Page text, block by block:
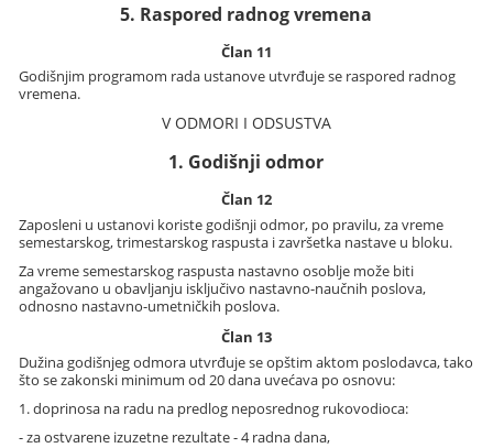
5. Raspored radnog vremena
Član 11
Godišnjim programom rada ustanove utvrđuje se raspored radnog
vremena.
V ODMORI I ODSUSTVA
1. Godišnji odmor
Član 12
Zaposleni u ustanovi koriste godišnji odmor, po pravilu, za vreme
semestarskog, trimestarskog raspusta i završetka nastave u bloku.
Za vreme semestarskog raspusta nastavno osoblje može biti
angažovano u obavljanju isključivo nastavno-naučnih poslova,
odnosno nastavno-umetničkih poslova.
Član 13
Dužina godišnjeg odmora utvrđuje se opštim aktom poslodavca, tako
što se zakonski minimum od 20 dana uvećava po osnovu:
1. doprinosa na radu na predlog neposrednog rukovodioca:
- za ostvarene izuzetne rezultate - 4 radna dana,